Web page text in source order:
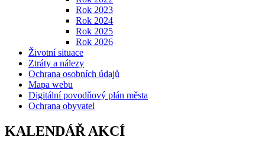
Rok 2023
Rok 2024
Rok 2025
Rok 2026
Životní situace
Ztráty a nálezy
Ochrana osobních údajů
Mapa webu
Digitální povodňový plán města
Ochrana obyvatel
KALENDÁŘ AKCÍ